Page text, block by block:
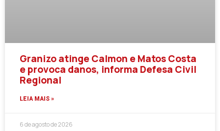
Granizo atinge Calmon e Matos Costa
e provoca danos, informa Defesa Civil
Regional
LEIA MAIS »
6 de agosto de 2026